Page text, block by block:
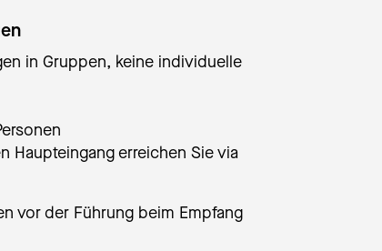
in Gruppen, keine individuelle
Haupteingang erreichen Sie via
vor der Führung beim Empfang